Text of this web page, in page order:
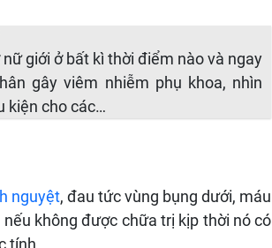
giới ở bất kì thời điểm nào và ngay
gây viêm nhiễm phụ khoa, nhìn
kiện cho các…
nguyệt, đau tức vùng bụng dưới, máu
không được chữa trị kịp thời nó có